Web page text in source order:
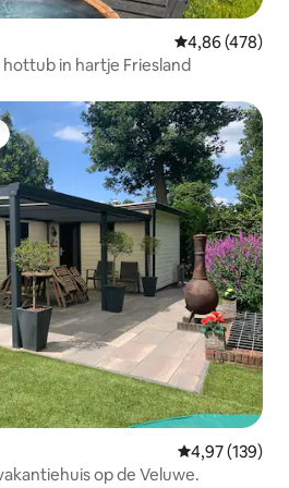
Gemiddelde
4,86 (478)
in hartje Friesland
Gemiddelde
4,97 (139)
Fantastisch vrijstaand vakantiehuis op de Veluwe.